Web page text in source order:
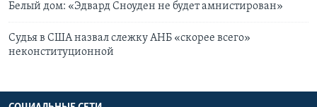
Белый дом: «Эдвард Сноуден не будет амнистирован»
Судья в США назвал слежку АНБ «скорее всего»
неконституционной